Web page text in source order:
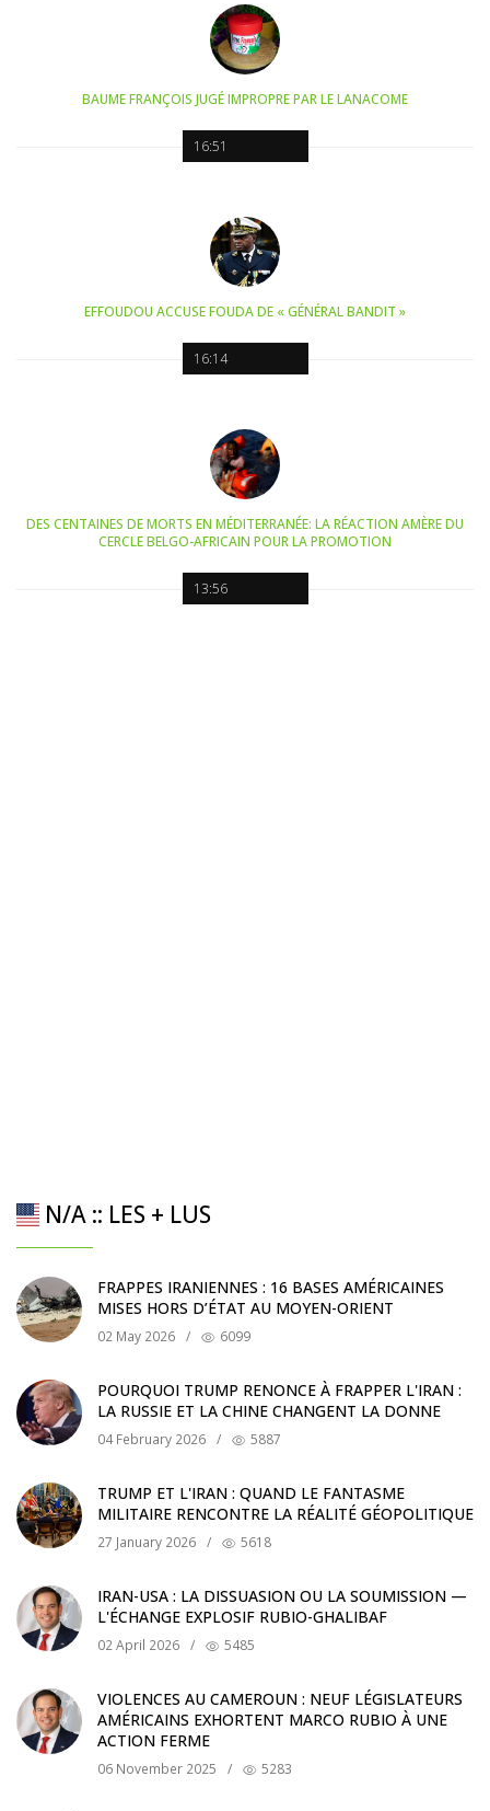
16:51
BAUME FRANÇOIS JUGÉ IMPROPRE PAR LE LANACOME
16:14
EFFOUDOU ACCUSE FOUDA DE « GÉNÉRAL BANDIT »
13:56
DES CENTAINES DE MORTS EN MÉDITERRANÉE: LA RÉACTION AMÈRE DU
CERCLE BELGO-AFRICAIN POUR LA PROMOTION
N/A :: LES + LUS
FRAPPES IRANIENNES : 16 BASES AMÉRICAINES
MISES HORS D’ÉTAT AU MOYEN-ORIENT
02 May 2026 / 6099
POURQUOI TRUMP RENONCE À FRAPPER L'IRAN :
LA RUSSIE ET LA CHINE CHANGENT LA DONNE
04 February 2026 / 5887
TRUMP ET L'IRAN : QUAND LE FANTASME
MILITAIRE RENCONTRE LA RÉALITÉ GÉOPOLITIQUE
27 January 2026 / 5618
IRAN-USA : LA DISSUASION OU LA SOUMISSION —
L'ÉCHANGE EXPLOSIF RUBIO-GHALIBAF
02 April 2026 / 5485
VIOLENCES AU CAMEROUN : NEUF LÉGISLATEURS
AMÉRICAINS EXHORTENT MARCO RUBIO À UNE
ACTION FERME
06 November 2025 / 5283